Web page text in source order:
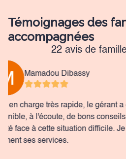
Témoignages des
accompagnées
22 avis de
Aminatou
Qu'Allah vous récompense
et votre assistance dans ce
Nous recommandons vivement.